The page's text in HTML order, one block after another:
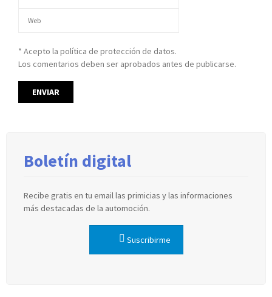
* Acepto la política de protección de datos.
Los comentarios deben ser aprobados antes de publicarse.
Boletín digital
Recibe gratis en tu email las primicias y las informaciones
más destacadas de la automoción.
Suscribirme